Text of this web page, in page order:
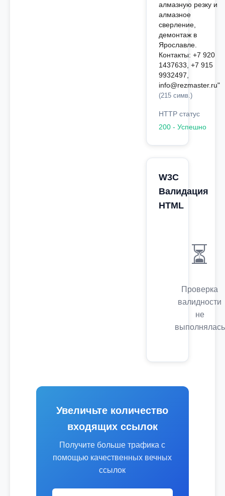
алмазную резку и
алмазное
сверление,
демонтаж в
Ярославле.
Контакты: +7 920
1437633, +7 915
9932497,
info@rezmaster.ru"
(215 симв.)
HTTP статус
200 - Успешно
W3C
Валидация
HTML
⏳
Проверка
валидности
не
выполнялась
Увеличьте количество
входящих ссылок
Получите больше трафика с
помощью качественных вечных
ссылок